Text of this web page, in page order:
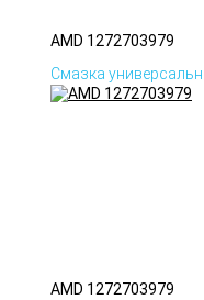
AMD 1272703979
Смазка
AMD 1272703979